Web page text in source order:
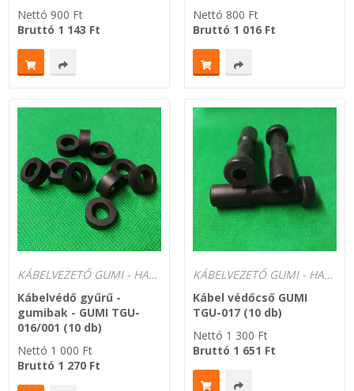
Nettó 900 Ft
Bruttó 1 143 Ft
Nettó 800 Ft
Bruttó 1 016Ft
KÁBELVEZETŐ GUMI - HATÁROLÓK
Kábelvédő gyűrű -
gumibak - GUMI TGU-
016/001 (10 db)
Nettó 1 000 Ft
Bruttó 1 270 Ft
KÁBELVEZETŐ GUMI - HATÁROLÓK
Kábel védőcső GUMI
TGU-017 (10 db)
Nettó 1 300 Ft
Bruttó 1 651 Ft